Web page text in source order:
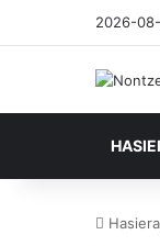
2026-
Hasiera